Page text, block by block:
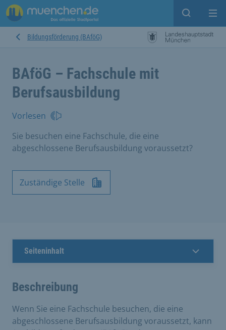
Suche
Bildungsförderung (BAföG)
BAföG – Fachschule mit
Berufsausbildung
Vorlesen
Sie besuchen eine Fachschule, die eine
abgeschlossene Berufsausbildung voraussetzt?
Zuständige Stelle
Seiteninhalt
Beschreibung
Wenn Sie eine Fachschule besuchen, die eine
abgeschlossene Berufsausbildung voraussetzt, kann